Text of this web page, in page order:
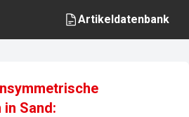
Artikeldatenbank
Sand: